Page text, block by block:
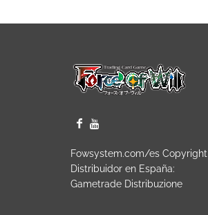
Fowsystem.com/es Copyright
Distribuidor en España:
Gametrade Distribuzione